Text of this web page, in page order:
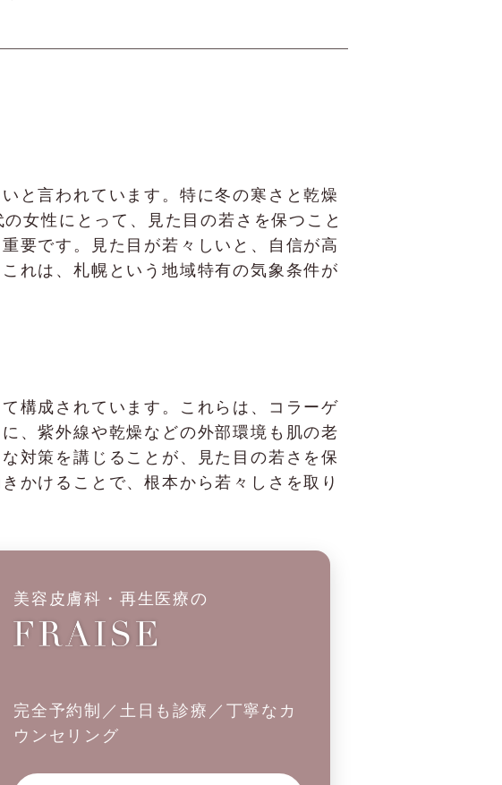
と言われています。特に冬の寒さと乾燥
女性にとって、見た目の若さを保つこと
要です。見た目が若々しいと、自信が高
れは、札幌という地域特有の気象条件が
構成されています。これらは、コラーゲ
、紫外線や乾燥などの外部環境も肌の老
対策を講じることが、見た目の若さを保
かけることで、根本から若々しさを取り
美容皮膚科・再生医療の
完全予約制／土日も診療／丁寧なカ
ウンセリング